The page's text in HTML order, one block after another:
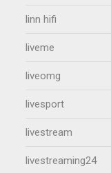
linn hifi
liveme
liveomg
livesport
livestream
livestreaming24